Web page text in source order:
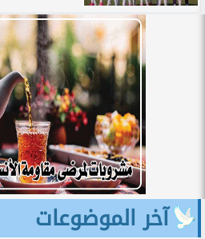
آخر الموضوعات